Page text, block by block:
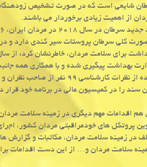
شایعی است که در صورت تشخیص زودهنگام
از اهمیت زیادی برخوردار می باشند.
کلی سرطان پروستات سیر کندی دارد و
۲۳ جلسه مدیریتی و با استفاده
را در کمیسیون عالی در برنامه خود قرار
هم اقدامات مهم دیگری در زمینه سلامت
پروتکل های خودمراقبتی مردان کشور،
در زمینه سلامت مردان، مکاتبات و گزارش
سلامت مردان و… از این دست اقدامات